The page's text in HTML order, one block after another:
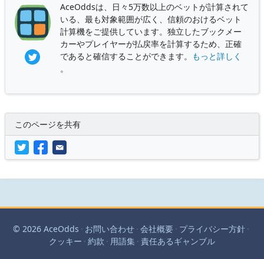
AceOddsは、日々5万数以上のベットが計算されて
いる、最も対象範囲が広く、信頼のおけるベット
計算機をご提供しています。独立したブックメー
カーやプレイヤーが払戻率を計算するため、正確
であると確信することができます。
もっと詳しく
。
このページを共有
© 2026 AceOdds · お問い合わせ · 会社概要 · プライバシー方針 ·
クッキー · 約款 · 用語集 · 責任あるギャンブル